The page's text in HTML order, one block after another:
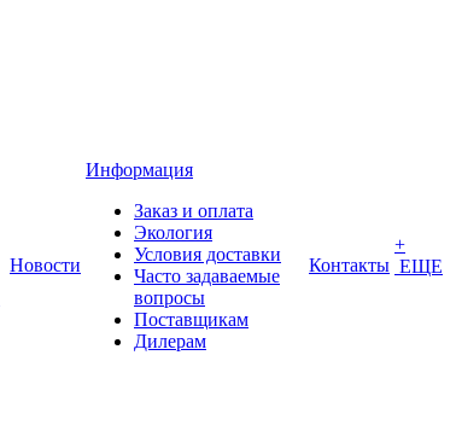
Новости
Информация
Заказ и оплата
Экология
Условия доставки
Часто задаваемые
вопросы
Поставщикам
Дилерам
Контакты
+
ЕЩЕ